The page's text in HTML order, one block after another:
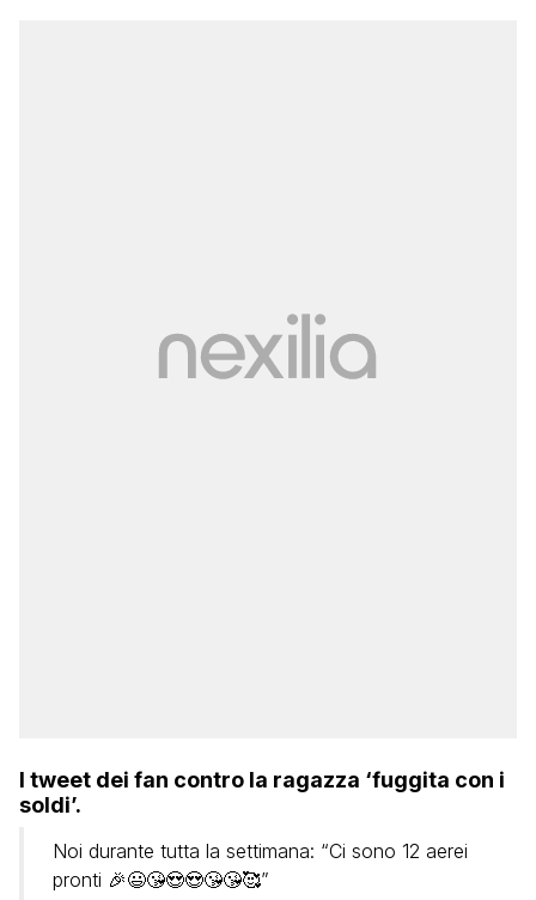
I tweet dei fan contro la ragazza ‘fuggita con i
soldi’.
Noi durante tutta la settimana: “Ci sono 12 aerei
pronti 🎉😃😘😍😍😘😘🥰”